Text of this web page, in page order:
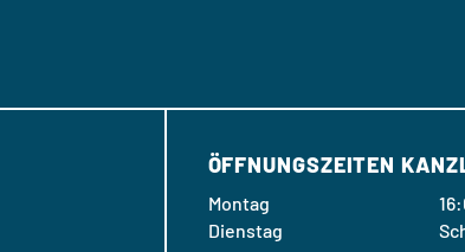
ÖFFNUNGSZEITEN
Montag
Dienstag